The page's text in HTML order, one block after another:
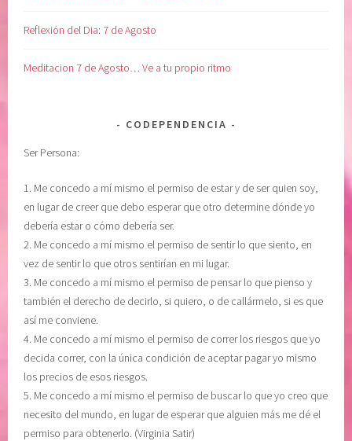
Reflexión del Dia: 7 de Agosto
Meditacion 7 de Agosto… Ve a tu propio ritmo
CODEPENDENCIA
Ser Persona:
1. Me concedo a mí mismo el permiso de estar y de ser quien soy,
en lugar de creer que debo esperar que otro determine dónde yo
debería estar o cómo debería ser.
2. Me concedo a mí mismo el permiso de sentir lo que siento, en
vez de sentir lo que otros sentirían en mi lugar.
3. Me concedo a mí mismo el permiso de pensar lo que pienso y
también el derecho de decirlo, si quiero, o de callármelo, si es que
así me conviene.
4. Me concedo a mí mismo el permiso de correr los riesgos que yo
decida correr, con la única condición de aceptar pagar yo mismo
los precios de esos riesgos.
5. Me concedo a mí mismo el permiso de buscar lo que yo creo que
necesito del mundo, en lugar de esperar que alguien más me dé el
permiso para obtenerlo. (Virginia Satir)